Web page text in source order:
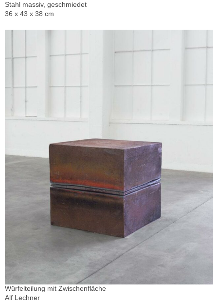
Stahl massiv, geschmiedet
36 x 43 x 38 cm
Würfelteilung mit Zwischenfläche
Alf Lechner